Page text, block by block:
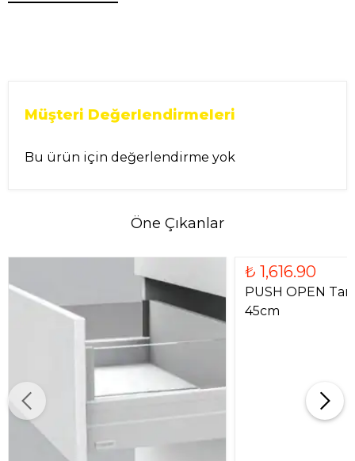
Müşteri Değerlendirmeleri
Bu ürün için değerlendirme yok
Öne Çıkanlar
₺ 1,616.90
PUSH OPEN
45cm